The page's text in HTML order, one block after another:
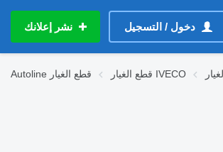
دخول / التسجيل نشر إعلانك
Autoline قطع الغيار قطع الغيار IVECO